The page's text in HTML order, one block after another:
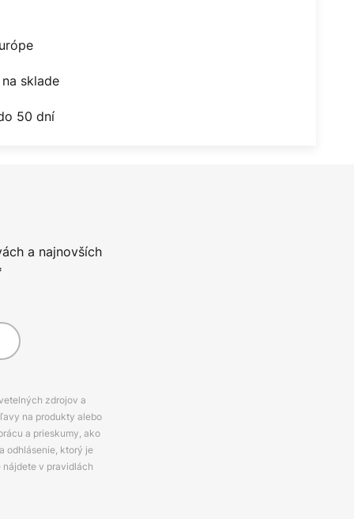
sklade
50 dní
a najnovších
zdrojov a
na produkty alebo
a prieskumy, ako
odhlásenie, ktorý je
v pravidlách